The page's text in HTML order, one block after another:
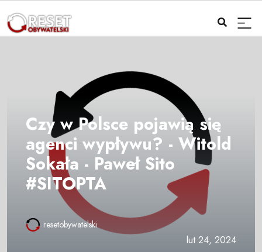
Czy w Polsce pojawią się
agenci wypływu? - Witold
Sokała - Paweł Sito
#SITOPTA
resetobywatelski
lut 24, 2024